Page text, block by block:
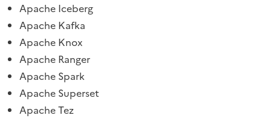
Apache Iceberg
Apache Kafka
Apache Knox
Apache Ranger
Apache Spark
Apache Superset
Apache Tez